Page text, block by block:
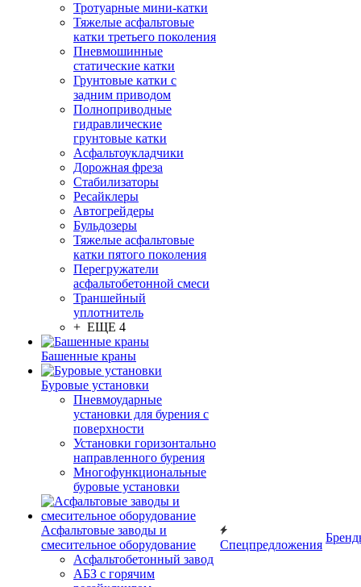
Тротуарные мини-катки
Тяжелые асфальтовые
катки третьего поколения
Пневмошинные
статические катки
Грунтовые катки с
задним приводом
Полноприводные
гидравлические
грунтовые катки
Асфальтоукладчики
Дорожная фреза
Стабилизаторы
Ресайклеры
Автогрейдеры
Бульдозеры
Тяжелые асфальтовые
катки пятого поколения
Перегружатели
асфальтобетонной смеси
Траншейный
уплотнитель
+ ЕЩЕ 4
Башенные краны
Буровые установки
Пневмоударные
установки для бурения с
поверхности
Установки горизонтально
направленного бурения
Многофункциональные
буровые установки
Асфальтовые заводы и
смесительное оборудование
Асфальтобетонный завод
АБЗ с горячим
Спецпредложения